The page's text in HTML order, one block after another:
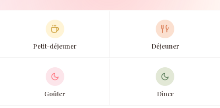
Petit-déjeuner Déjeuner
Goûter Dîner